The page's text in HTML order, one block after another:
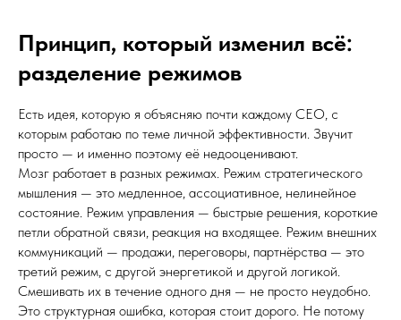
Принцип, который изменил всё:
разделение режимов
Есть идея, которую я объясняю почти каждому CEO, с
которым работаю по теме личной эффективности. Звучит
просто — и именно поэтому её недооценивают.
Мозг работает в разных режимах. Режим стратегического
мышления — это медленное, ассоциативное, нелинейное
состояние. Режим управления — быстрые решения, короткие
петли обратной связи, реакция на входящее. Режим внешних
коммуникаций — продажи, переговоры, партнёрства — это
третий режим, с другой энергетикой и другой логикой.
Смешивать их в течение одного дня — не просто неудобно.
Это структурная ошибка, которая стоит дорого. Не потому